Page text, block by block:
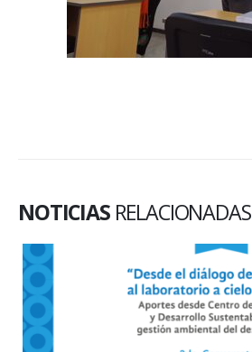
NOTICIAS RELACIONADAS